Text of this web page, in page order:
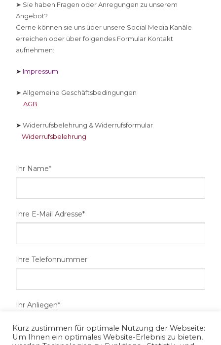
➤ Sie haben Fragen oder Anregungen zu unserem
Angebot?
Gerne können sie uns über unsere Social Media Kanäle
erreichen oder über folgendes Formular Kontakt
aufnehmen:
➤ Impressum
➤ Allgemeine Geschäftsbedingungen
AGB
➤Widerrufsbelehrung & Widerrufsformular
Widerrufsbelehrung
Ihr Name*
Ihre E-Mail Adresse*
Ihre Telefonnummer
Ihr Anliegen*
Kurz zustimmen für optimale Nutzung der Webseite:
Um Ihnen ein optimales Website-Erlebnis zu bieten,